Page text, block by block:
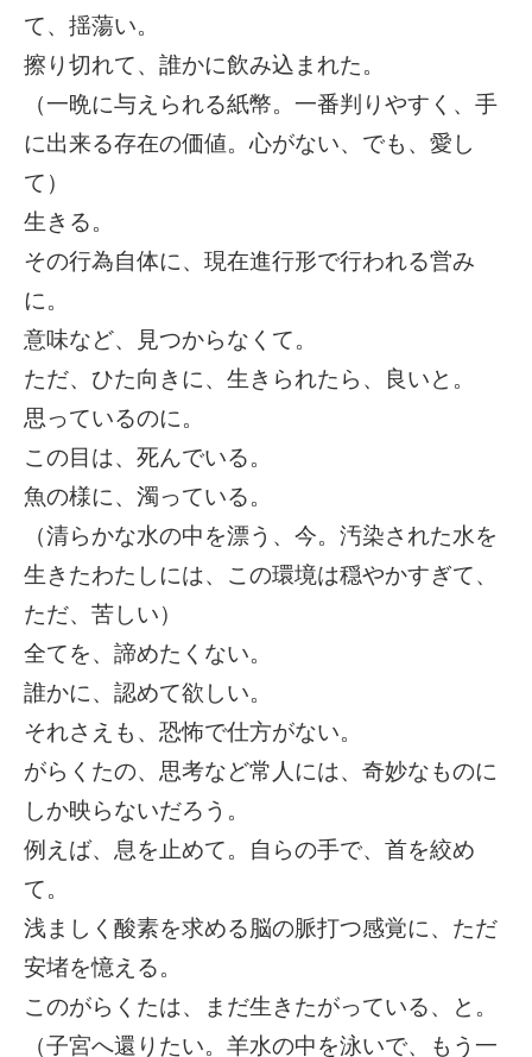
て、揺蕩い。
擦り切れて、誰かに飲み込まれた。
（一晩に与えられる紙幣。一番判りやすく、手
に出来る存在の価値。心がない、でも、愛し
て）
生きる。
その行為自体に、現在進行形で行われる営み
に。
意味など、見つからなくて。
ただ、ひた向きに、生きられたら、良いと。
思っているのに。
この目は、死んでいる。
魚の様に、濁っている。
（清らかな水の中を漂う、今。汚染された水を
生きたわたしには、この環境は穏やかすぎて、
ただ、苦しい）
全てを、諦めたくない。
誰かに、認めて欲しい。
それさえも、恐怖で仕方がない。
がらくたの、思考など常人には、奇妙なものに
しか映らないだろう。
例えば、息を止めて。自らの手で、首を絞め
て。
浅ましく酸素を求める脳の脈打つ感覚に、ただ
安堵を憶える。
このがらくたは、まだ生きたがっている、と。
（子宮へ還りたい。羊水の中を泳いで、もう一